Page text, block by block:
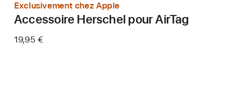
Exclusivement chez Apple
Accessoire Herschel pour AirTag
19,95 €